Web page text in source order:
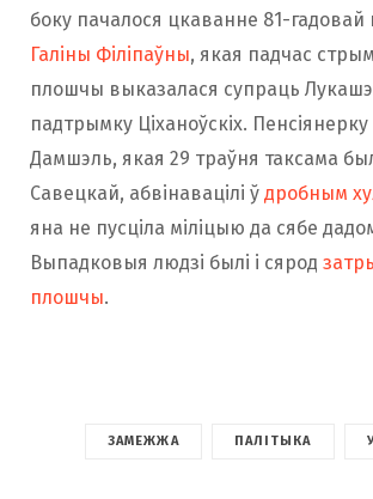
боку пачалося цкаванне 81-гадовай
Галіны Філіпаўны, якая падчас
плошчы выказалася супраць
падтрымку Ціханоўскіх. Пенсіянерку
Дамшэль, якая 29 траўня таксама
Савецкай, абвінавацілі ў дробным
яна не пусціла міліцыю да сябе
Выпадковыя людзі былі і сярод
плошчы.
ЗАМЕЖЖА ПАЛІТЫКА